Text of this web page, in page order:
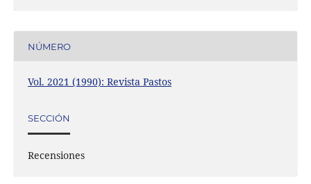
NÚMERO
Vol. 2021 (1990): Revista Pastos
SECCIÓN
Recensiones